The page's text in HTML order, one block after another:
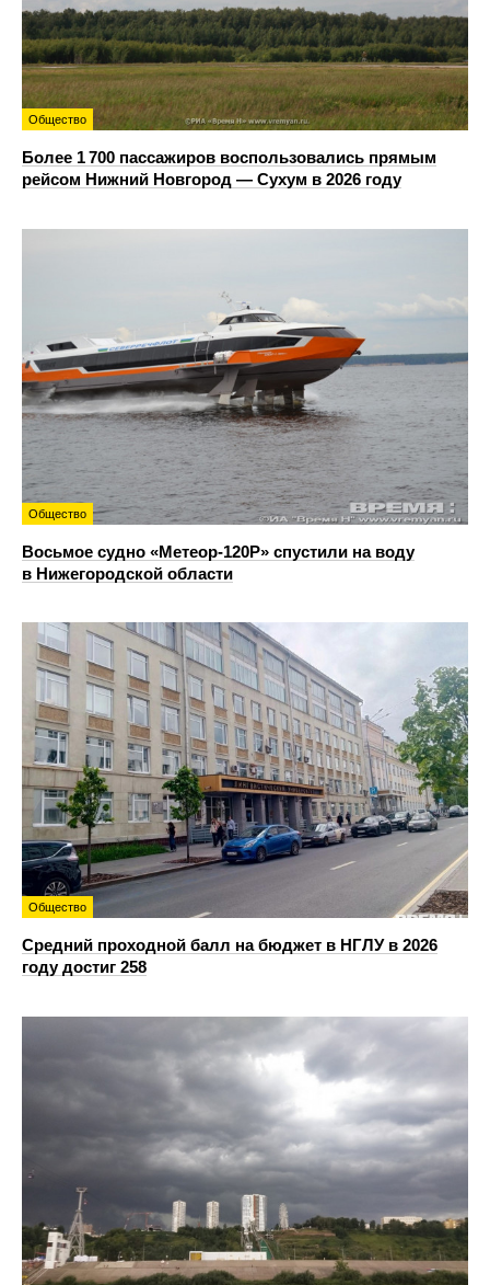
Общество
Более 1 700 пассажиров воспользовались прямым
рейсом Нижний Новгород — Сухум в 2026 году
Общество
Восьмое судно «Метеор-120Р» спустили на воду
в Нижегородской области
Общество
Средний проходной балл на бюджет в НГЛУ в 2026
году достиг 258